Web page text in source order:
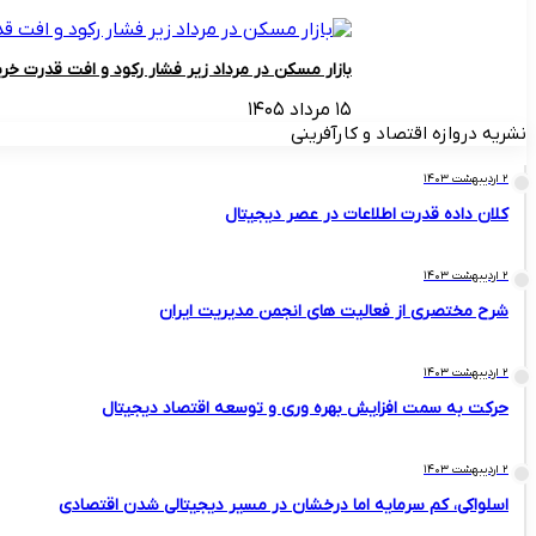
بازار مسکن در مرداد زیر فشار رکود و افت قدرت
۱۵ مرداد ۱۴۰۵
نشریه دروازه اقتصاد و کارآفرینی
۲ اردیبهشت ۱۴۰۳
کلان داده قدرت اطلاعات در عصر دیجیتال
۲ اردیبهشت ۱۴۰۳
شرح مختصری از فعالیت های انجمن مدیریت ایران
۲ اردیبهشت ۱۴۰۳
حرکت به سمت افزایش بهره وری و توسعه اقتصاد دیجیتال
۲ اردیبهشت ۱۴۰۳
اسلواکی، کم سرمایه اما درخشان در مسیر دیجیتالی شدن اقتصادی